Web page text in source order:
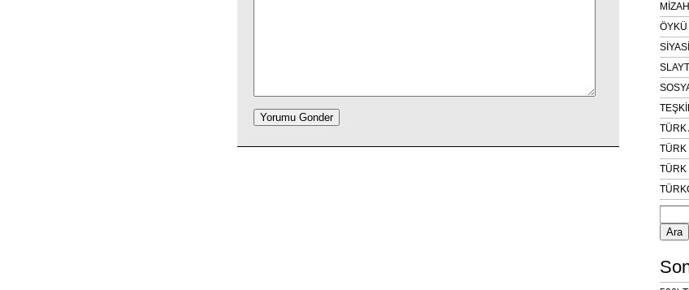
MİZAH
ÖYKÜ
SİYASİ
TÜRK
TÜRK
TÜRK